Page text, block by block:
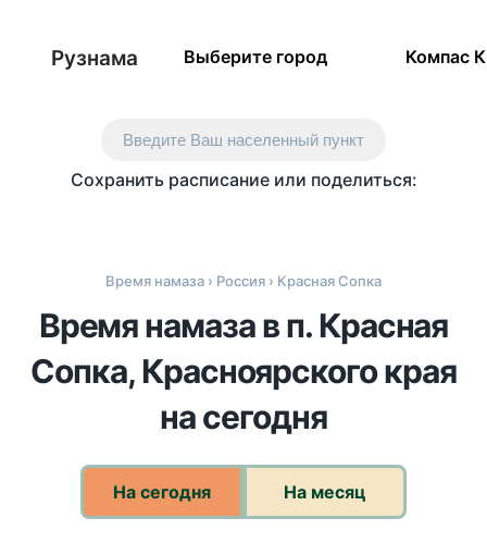
Рузнама Выберите город Компас
Введите Ваш населенный пункт
Сохранить расписание или поделиться:
Время намаза › Россия › Красная Сопка
Время намаза в п. Красная
Сопка, Красноярского края
на сегодня
На сегодня На месяц